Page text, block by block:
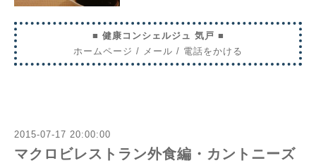
■ 健康コンシェルジュ 気戸 ■
ホームページ / メール / 電話をかける
2015-07-17 20:00:00
マクロビレストラン外食編・カントニーズ